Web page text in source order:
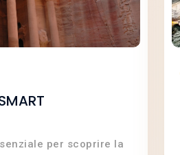
per scoprire la